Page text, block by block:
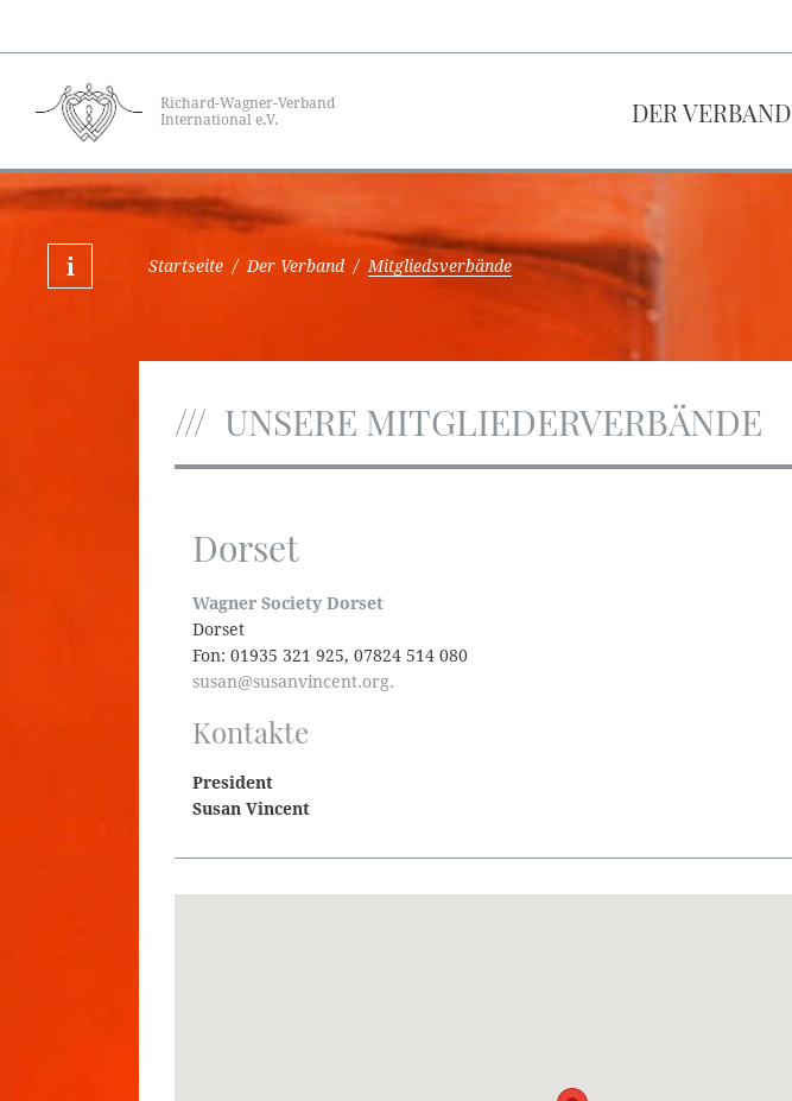
Richard-Wagner-Verband
International e.V.
DER VERBAND
Startseite / Der Verband / Mitgliedsverbände
UNSERE MITGLIEDERVERBÄNDE
Dorset
Wagner Society Dorset
Dorset
Fon: 01935 321 925, 07824 514 080
susan@susanvincent.org.
Kontakte
President
Susan Vincent